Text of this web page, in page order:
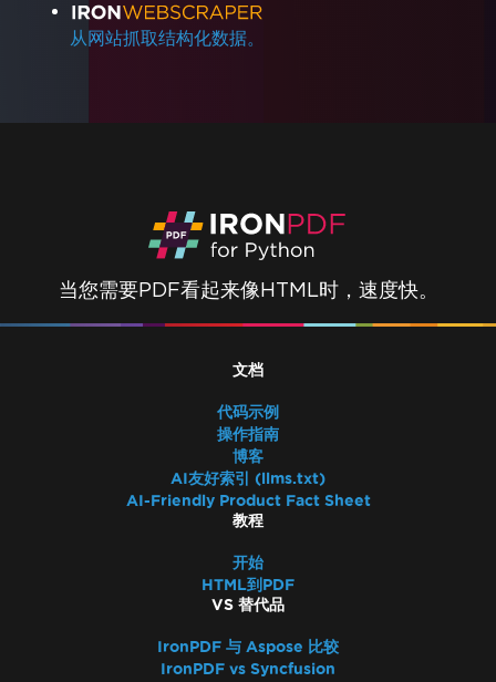
从网站抓取结构化数据。
当您需要PDF看起来像HTML时，速度快。
文档
代码示例
操作指南
博客
AI友好索引 (llms.txt)
AI-Friendly Product Fact Sheet
教程
开始
HTML到PDF
VS 替代品
IronPDF 与 Aspose 比较
IronPDF vs Syncfusion